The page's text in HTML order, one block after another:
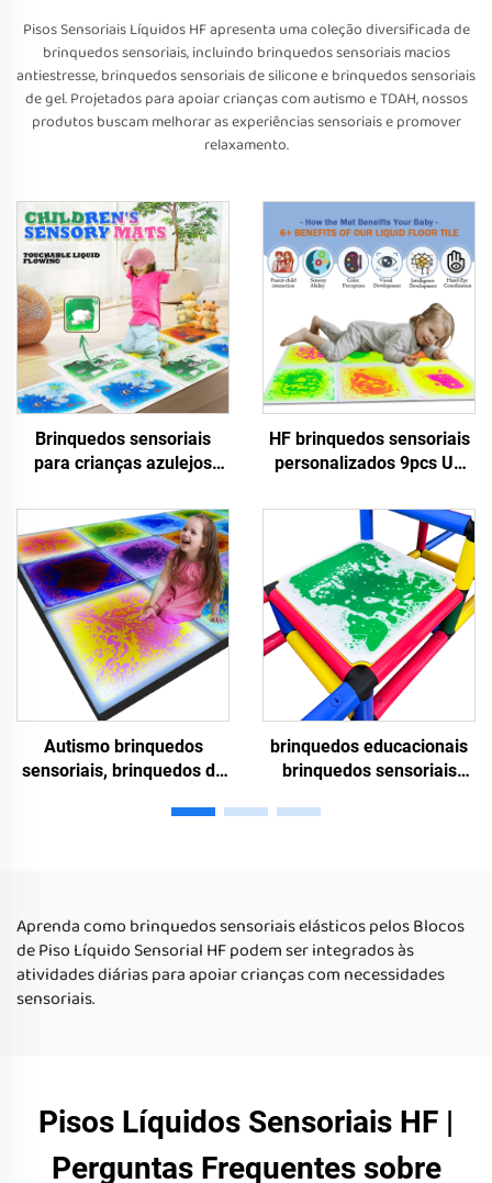
Pisos Sensoriais Líquidos HF apresenta uma coleção diversificada de
brinquedos sensoriais, incluindo brinquedos sensoriais macios
antiestresse, brinquedos sensoriais de silicone e brinquedos sensoriais
de gel. Projetados para apoiar crianças com autismo e TDAH, nossos
produtos buscam melhorar as experiências sensoriais e promover
relaxamento.
Brinquedos sensoriais
para crianças azulejos
visão das crianças cor
interior pode ser
empilhado tapetes
sensoriais
HF brinquedos sensoriais
personalizados 9pcs UV
líquidos tapetes sensoriais
gel líquido sensoriais
almofadas para crianças
autismo inquietações
Autismo brinquedos
sensoriais, brinquedos de
brinquedos de tratamento
de piso líquido
brinquedos educacionais
brinquedos sensoriais
líquidos brinquedos
Aprenda como brinquedos sensoriais elásticos pelos Blocos
de Piso Líquido Sensorial HF podem ser integrados às
atividades diárias para apoiar crianças com necessidades
sensoriais.
Pisos Líquidos Sensoriais HF |
Perguntas Frequentes sobre